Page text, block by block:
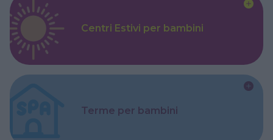
Centri Estivi per bambini
Terme per bambini